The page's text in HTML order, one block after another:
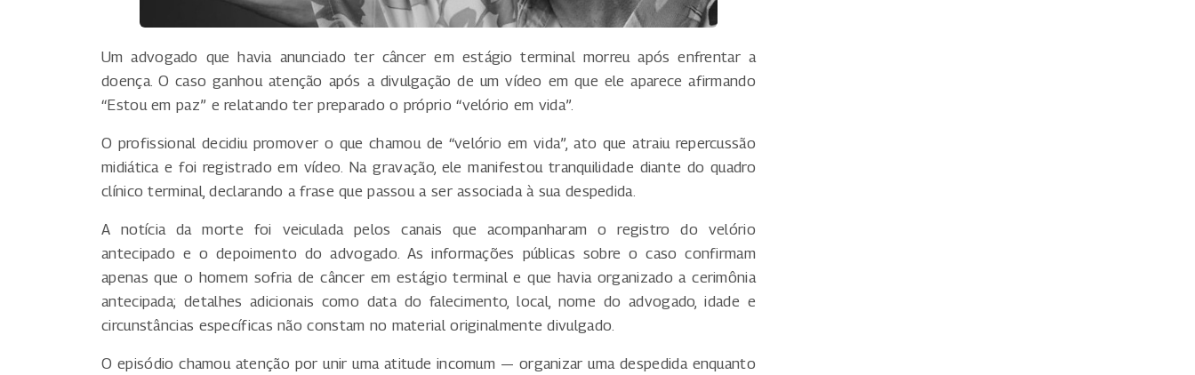
Um advogado que havia anunciado ter câncer em estágio terminal morreu após enfrentar a
doença. O caso ganhou atenção após a divulgação de um vídeo em que ele aparece afirmando
“Estou em paz” e relatando ter preparado o próprio “velório em vida”.
O profissional decidiu promover o que chamou de “velório em vida”, ato que atraiu repercussão
midiática e foi registrado em vídeo. Na gravação, ele manifestou tranquilidade diante do quadro
clínico terminal, declarando a frase que passou a ser associada à sua despedida.
A notícia da morte foi veiculada pelos canais que acompanharam o registro do velório
antecipado e o depoimento do advogado. As informações públicas sobre o caso confirmam
apenas que o homem sofria de câncer em estágio terminal e que havia organizado a cerimônia
antecipada; detalhes adicionais como data do falecimento, local, nome do advogado, idade e
circunstâncias específicas não constam no material originalmente divulgado.
O episódio chamou atenção por unir uma atitude incomum — organizar uma despedida enquanto